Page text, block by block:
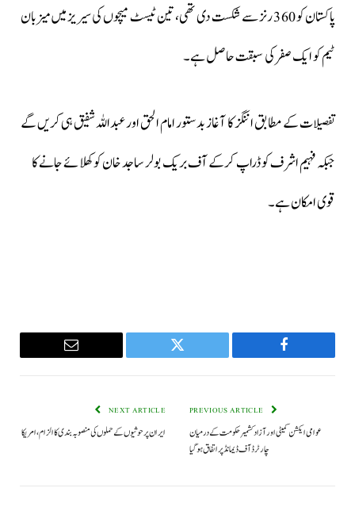
پاکستان کو 360 رنز سے شکست دی تھی، تین ٹیسٹ میچوں کی سیریز میں میزبان
ٹیم کو ایک صفر کی سبقت حاصل ہے۔
تفصیلات کے مطابق اننگز کا آغاز بدستور امام الحق اور عبداللہ شفیق ہی کریں گے
جبکہ فہیم اشرف کو ڈراپ کرکے آف بریک بولر ساجد خان کو کھلائے جانے کا
قوی امکان ہے۔
Facebook
Twitter
Email
عوامی ایکشن کمیٹی اور آزاد کشمیر حکومت کے درمیان
چارٹرڈ آف ڈیمانڈ پر اتفاق ہو گیا
NEXT ARTICLE
ایران پر حوثیوں کے حملوں کی منصوبہ بندی کا الزام، امریکا